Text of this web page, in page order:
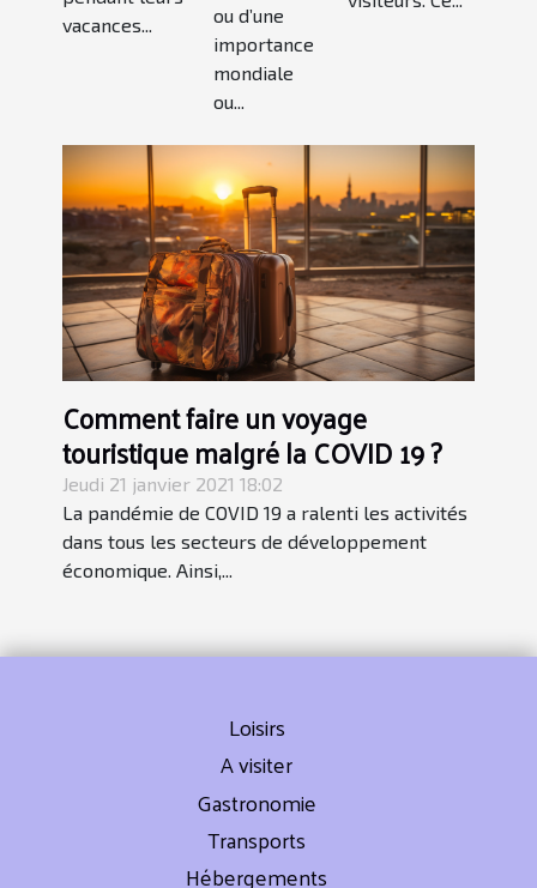
vacances...
ou d’une
importance
mondiale
ou...
Comment faire un voyage
touristique malgré la COVID 19 ?
Jeudi 21 janvier 2021 18:02
La pandémie de COVID 19 a ralenti les activités
dans tous les secteurs de développement
économique. Ainsi,...
Loisirs
A visiter
Gastronomie
Transports
Hébergements